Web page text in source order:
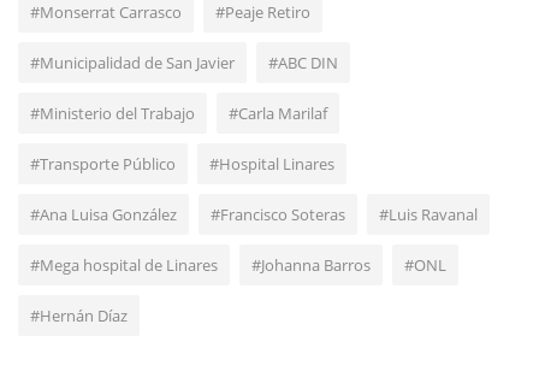
#Monserrat Carrasco #Peaje Retiro
#Municipalidad de San Javier #ABC DIN
#Ministerio del Trabajo #Carla Marilaf
#Transporte Público #Hospital Linares
#Ana Luisa González #Francisco Soteras #Luis Ravanal
#Mega hospital de Linares #Johanna Barros #ONL
#Hernán Díaz